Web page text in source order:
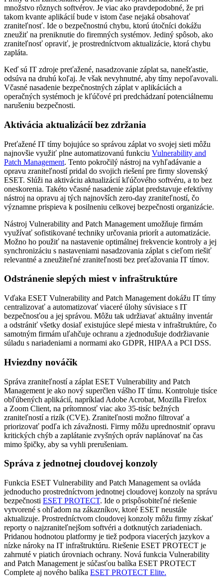
množstvo rôznych softvérov. Je viac ako pravdepodobné, že pri
takom kvante aplikácií bude v istom čase nejaká obsahovať
zraniteľnosť. Ide o bezpečnostnú chybu, ktorú útočníci dokážu
zneužiť na preniknutie do firemných systémov. Jediný spôsob, ako
zraniteľnosť opraviť, je prostredníctvom aktualizácie, ktorá chybu
zapláta.
Keď sú IT zdroje preťažené, nasadzovanie záplat sa, nanešťastie,
odsúva na druhú koľaj. Je však nevyhnutné, aby tímy nepoľavovali.
Včasné nasadenie bezpečnostných záplat v aplikáciách a
operačných systémoch je kľúčové pri predchádzaní potenciálnemu
narušeniu bezpečnosti.
Aktivácia aktualizácií bez zdržania
Preťažené IT tímy bojujúce so správou záplat vo svojej sieti môžu
najnovšie využiť plne automatizovanú funkciu Vulnerability and
Patch Management. Tento pokročilý nástroj na vyhľadávanie a
opravu zraniteľností pridal do svojich riešení pre firmy slovenský
ESET. Slúži na aktiváciu aktualizácií kľúčového softvéru, a to bez
oneskorenia. Takéto včasné nasadenie záplat predstavuje efektívny
nástroj na opravu aj tých najnovších zero-day zraniteľností, čo
významne prispieva k posilneniu celkovej bezpečnosti organizácie.
Nástroj Vulnerability and Patch Management umožňuje firmám
využívať sofistikované techniky určovania priorít a automatizácie.
Možno ho použiť na nastavenie optimálnej frekvencie kontroly a jej
synchronizáciu s nastaveniami nasadzovania záplat s cieľom riešiť
relevantné a zneužiteľné zraniteľnosti bez preťažovania IT tímov.
Odstránenie slepých miest v infraštruktúre
Vďaka ESET Vulnerability and Patch Management dokážu IT tímy
centralizovať a automatizovať viaceré úlohy súvisiace s IT
bezpečnosťou a jej správou. Môžu tak udržiavať aktuálny inventár
a odstrániť všetky dosiaľ existujúce slepé miesta v infraštruktúre, čo
samotným firmám uľahčuje ochranu a zjednodušuje dodržiavanie
súladu s nariadeniami a normami ako GDPR, HIPAA a PCI DSS.
Hviezdny nováčik
Správa zraniteľností a záplat ESET Vulnerability and Patch
Management je ako nový superčlen vášho IT tímu. Kontroluje tisíce
obľúbených aplikácií, napríklad Adobe Acrobat, Mozilla Firefox
a Zoom Client, na prítomnosť viac ako 35-tisíc bežných
zraniteľností a rizík (CVE). Zraniteľnosti možno filtrovať a
priorizovať podľa ich závažnosti. Firmy môžu uprednostniť opravu
kritických chýb a zaplátanie zvyšných opráv naplánovať na čas
mimo špičky, aby sa vyhli prerušeniam.
Správa z jednotnej cloudovej konzoly
Funkcia ESET Vulnerability and Patch Management sa ovláda
jednoducho prostredníctvom jednotnej cloudovej konzoly na správu
bezpečnosti ESET PROTECT. Ide o prispôsobiteľné riešenie
vytvorené s ohľadom na zákazníkov, ktoré ESET neustále
aktualizuje. Prostredníctvom cloudovej konzoly môžu firmy získať
reporty o najzraniteľnejšom softvéri a dotknutých zariadeniach.
Pridanou hodnotou platformy je tiež podpora viacerých jazykov a
nízke nároky na IT infraštruktúru. Riešenie ESET PROTECT je
zahrnuté v piatich úrovniach ochrany. Nová funkcia Vulnerability
and Patch Management je súčasťou balíka ESET PROTECT
Complete aj nového balíka ESET PROTECT Elite.